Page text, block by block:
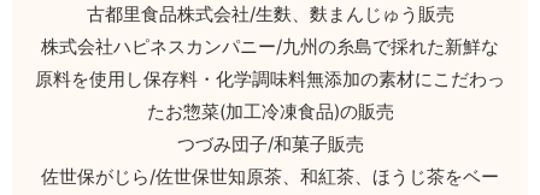
古都里食品株式会社/生麩、麩まんじゅう販売
株式会社ハピネスカンパニー/九州の糸島で採れた新鮮な
原料を使用し保存料・化学調味料無添加の素材にこだわっ
たお惣菜(加工冷凍食品)の販売
つづみ団子/和菓子販売
佐世保がじら/佐世保世知原茶、和紅茶、ほうじ茶をベー